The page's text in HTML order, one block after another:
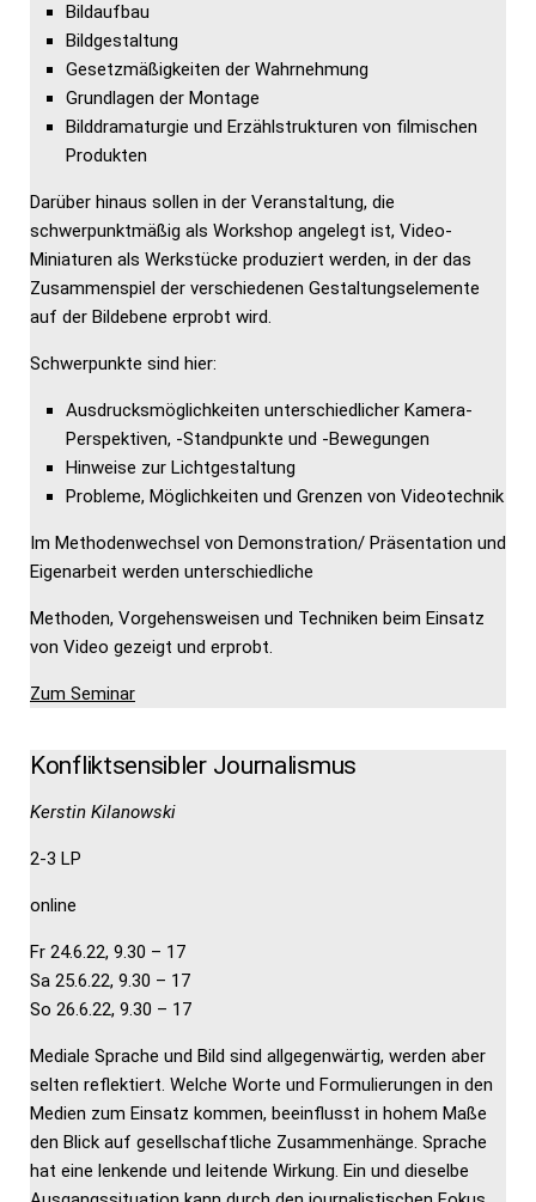
Bildaufbau
Bildgestaltung
Gesetzmäßigkeiten der Wahrnehmung
Grundlagen der Montage
Bilddramaturgie und Erzählstrukturen von filmischen
Produkten
Darüber hinaus sollen in der Veranstaltung, die
schwerpunktmäßig als Workshop angelegt ist, Video-
Miniaturen als Werkstücke produziert werden, in der das
Zusammenspiel der verschiedenen Gestaltungselemente
auf der Bildebene erprobt wird.
Schwerpunkte sind hier:
Ausdrucksmöglichkeiten unterschiedlicher Kamera-
Perspektiven, -Standpunkte und -Bewegungen
Hinweise zur Lichtgestaltung
Probleme, Möglichkeiten und Grenzen von Videotechnik
Im Methodenwechsel von Demonstration/ Präsentation und
Eigenarbeit werden unterschiedliche
Methoden, Vorgehensweisen und Techniken beim Einsatz
von Video gezeigt und erprobt.
Zum Seminar
Konfliktsensibler Journalismus
Kerstin Kilanowski
2-3 LP
online
Fr 24.6.22, 9.30 – 17
Sa 25.6.22, 9.30 – 17
So 26.6.22, 9.30 – 17
Mediale Sprache und Bild sind allgegenwärtig, werden aber
selten reflektiert. Welche Worte und Formulierungen in den
Medien zum Einsatz kommen, beeinflusst in hohem Maße
den Blick auf gesellschaftliche Zusammenhänge. Sprache
hat eine lenkende und leitende Wirkung. Ein und dieselbe